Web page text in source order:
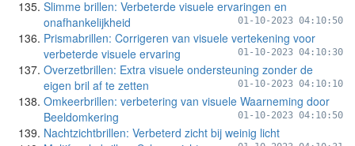
Slimme brillen: Verbeterde visuele ervaringen en
onafhankelijkheid
01-10-2023 04:10:50
Prismabrillen: Corrigeren van visuele vertekening voor
verbeterde visuele ervaring
01-10-2023 04:10:30
Overzetbrillen: Extra visuele ondersteuning zonder de
eigen bril af te zetten
01-10-2023 04:10:10
Omkeerbrillen: verbetering van visuele Waarneming door
Beeldomkering
01-10-2023 04:10:50
Nachtzichtbrillen: Verbeterd zicht bij weinig licht